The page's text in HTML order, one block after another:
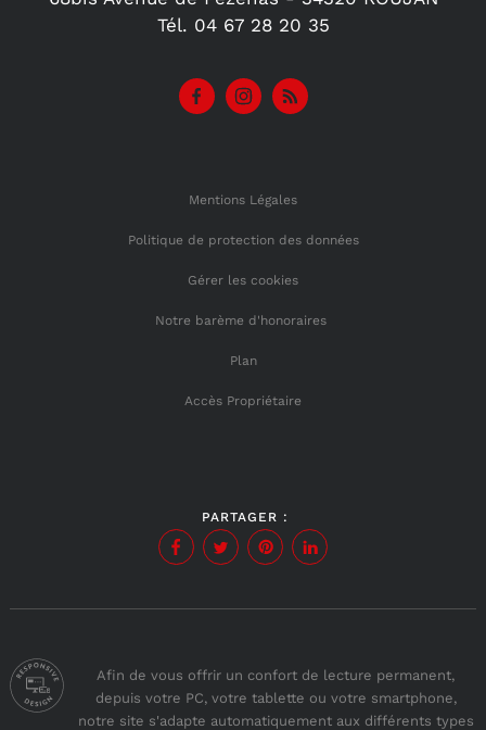
Tél. 04 67 28 20 35
Mentions Légales
Politique de protection des données
Gérer les cookies
Notre barème d'honoraires
Plan
Accès Propriétaire
PARTAGER :
Afin de vous offrir un confort de lecture permanent,
depuis votre PC, votre tablette ou votre smartphone,
notre site s'adapte automatiquement aux différents types